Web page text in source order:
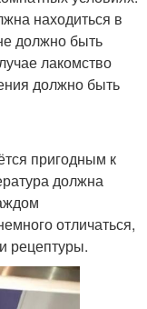
находиться в
должно быть
лакомство
должно быть
пригодным к
должна
отличаться,
рецептуры.